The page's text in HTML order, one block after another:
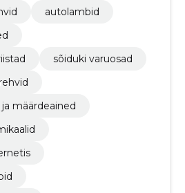
autolambid
sõiduki varuosad
määrdeained